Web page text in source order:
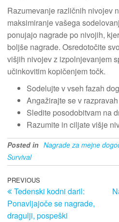
Razumevanje različnih nivojev
maksimiranje vašega
ponujajo nagrade po nivojih,
boljše nagrade. Osredotočite
višjih nivojev z izpolnjevanjem
učinkovitim kopičenjem točk.
Sodelujte v vseh fazah
Angažirajte se v
Sledite posodobitvam na
Razumite in ciljate višje
Posted in Nagrade za mejne
Survival
Post
navigation
Previous
Post
PREVIOUS
Tedenski kodni daril:
Ponavljajoče se nagrade,
dragulji, pospeški